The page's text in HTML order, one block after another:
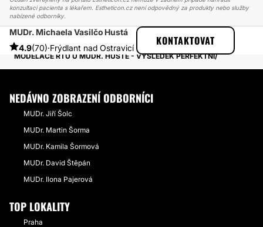
konzultaci pacienta s lékařem. Estheticon.cz není odpovědný za produkty nebo služby
nabízené odborníky.
MUDr. Michaela Vasilčo Hustá
4.9(70)·Frýdlant nad Ostravicí
KONTAKTOVAT
ESTHETICON
PŘÍBĚHY
PŘÍBĚHY TÝKAJÍCÍ SE ZÁKROKU ZVĚTŠENÍ RTŮ
MODELACE RTŮ U MUDR. HUSTÉ - VÝSLEDEK PERFEKTNÍ
NEDÁVNO ZOBRAZENÍ ODBORNÍCI
MUDr. Jiří Šolc
MUDr. Martin Šorma
MUDr. Kamila Šormová
MUDr. David Štěpán
MUDr. Ilona Pajerová
TOP LOKALITY
Praha